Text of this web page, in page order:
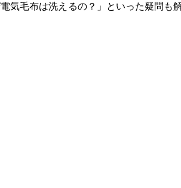
気毛布は洗えるの？」といった疑問